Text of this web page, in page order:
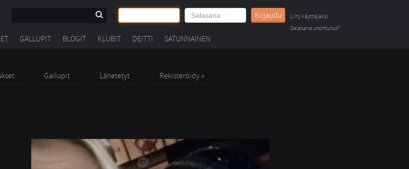
Kirjaudu
Liity käyttäjäksi
Salasana unohtunut?
GALLUPIT BLOGIT KLUBIT DEITTI SATUNNAINEN
Gallupit Lähetetyt Rekisteröidy »